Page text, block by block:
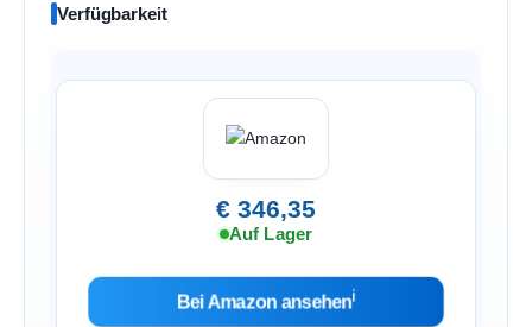
Verfügbarkeit
€ 346,35
Auf Lager
Bei Amazon ansehenℹ︎